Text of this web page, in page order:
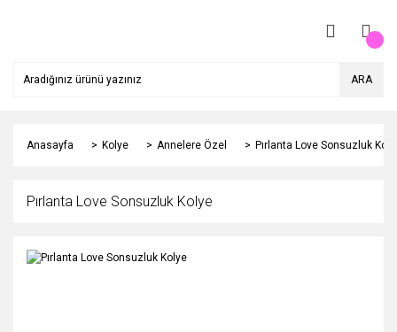
ARA
Anasayfa Kolye Annelere Özel Pırlanta Love Sonsuzluk
Pırlanta Love Sonsuzluk Kolye